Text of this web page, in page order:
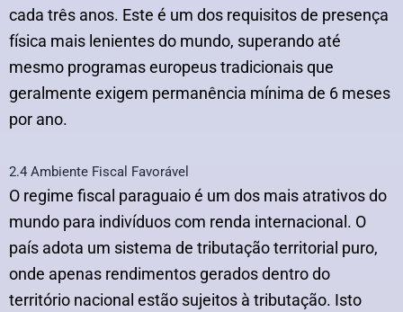
cada três anos. Este é um dos requisitos de presença
física mais lenientes do mundo, superando até
mesmo programas europeus tradicionais que
geralmente exigem permanência mínima de 6 meses
por ano.
2.4 Ambiente Fiscal Favorável
O regime fiscal paraguaio é um dos mais atrativos do
mundo para indivíduos com renda internacional. O
país adota um sistema de tributação territorial puro,
onde apenas rendimentos gerados dentro do
território nacional estão sujeitos à tributação. Isto